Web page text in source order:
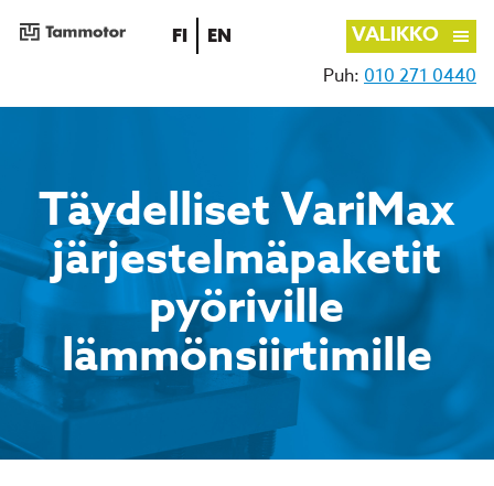
VALIKKO
SUOMI
FI ENGLISH
EN
Puh: 010 271 0440
Täydelliset VariMax
järjestelmäpaketit
pyöriville
lämmönsiirtimille